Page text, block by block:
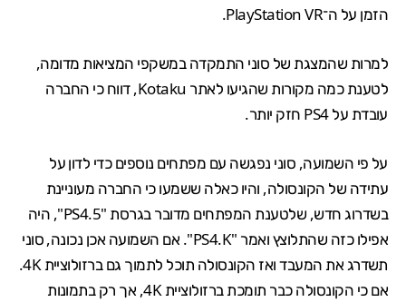
הזמן על ה־PlayStation VR
.
למרות שהמצגת של סוני התמקדה במשקפי המציאות מדומה,
לטענת כמה מקורות שהגיעו לאתר Kotaku, דווח כי החברה
עובדת על PS4 חזק יותר.
על פי השמועה, סוני נפגשה עם מפתחים נוספים כדי לדון על
עתידה של הקונסולה, והיו כאלה ששמעו כי החברה מעוניינת
בשדרוג חדש, שלטענת המפתחים מדובר בגרסת "PS4.5", היה
אפילו כזה שהתלוצץ ואמר "PS4.K". אם השמועה אכן נכונה, סוני
תשדרג את המעבד ואז הקונסולה תוכל לתמוך גם ברזולוציית 4K.
אם כי הקונסולה כבר תומכת ברזולוציית 4K, אך רק בתמונות